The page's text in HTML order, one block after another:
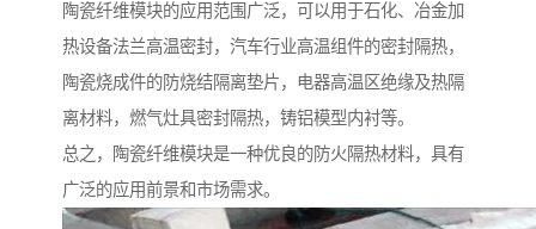
陶瓷纤维模块的应用范围广泛，可以用于石化、冶金加
热设备法兰高温密封，汽车行业高温组件的密封隔热，
陶瓷烧成件的防烧结隔离垫片，电器高温区绝缘及热隔
离材料，燃气灶具密封隔热，铸铝模型内衬等。
总之，陶瓷纤维模块是一种优良的防火隔热材料，具有
广泛的应用前景和市场需求。